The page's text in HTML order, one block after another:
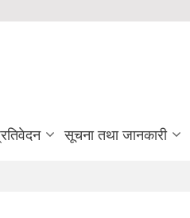
सूचना तथा जानकारी